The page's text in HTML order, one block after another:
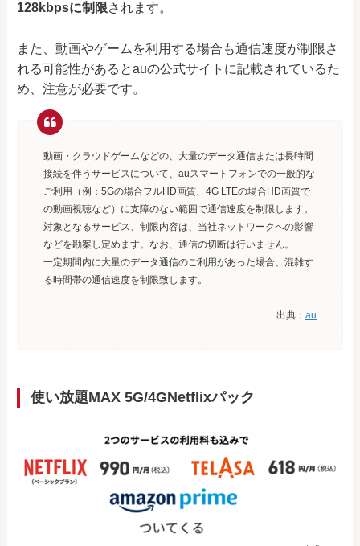
128kbpsに制限されます。
また、動画やゲームを利用する場合も通信速度が制限さ
れる可能性があるとauの公式サイトに記載されているた
め、注意が必要です。
動画・クラウドゲームなどの、大量のデータ通信または長時間
接続を伴うサービスについて、auスマートフォンでの一般的な
ご利用（例：5Gの場合フルHD画質、4G LTEの場合HD画質で
の動画視聴など）に支障のない範囲で通信速度を制限します。
対象となるサービス、制限内容は、当社ネットワークへの影響
などを勘案し定めます。なお、通信の切断は行いません。
一定期間内に大量のデータ通信のご利用があった場合、混雑す
る時間帯の通信速度を制限致します。
出典： au
使い放題MAX 5G/4GNetflixパック